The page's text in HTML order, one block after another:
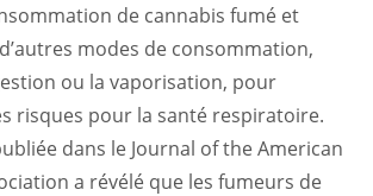
de cannabis fumé et
modes de consommation,
ou la vaporisation, pour
risques pour la santé respiratoire.
dans le Journal of the American
a révélé que les fumeurs de